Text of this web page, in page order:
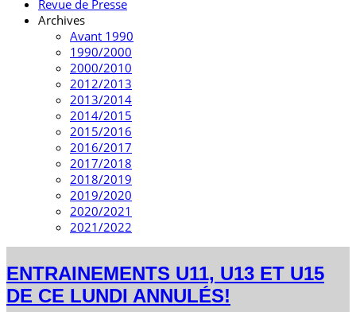
Revue de Presse
Archives
Avant 1990
1990/2000
2000/2010
2012/2013
2013/2014
2014/2015
2015/2016
2016/2017
2017/2018
2018/2019
2019/2020
2020/2021
2021/2022
ENTRAINEMENTS U11, U13 ET U15
DE CE LUNDI ANNULÉS!